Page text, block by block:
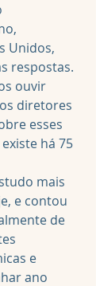
Unidos,
respostas.
ouvir
diretores
esses
há 75
mais
e contou
de
e
ano